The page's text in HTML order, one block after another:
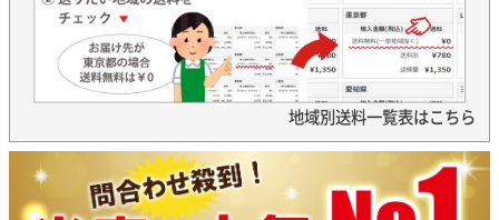
地域別送料一覧表はこちら